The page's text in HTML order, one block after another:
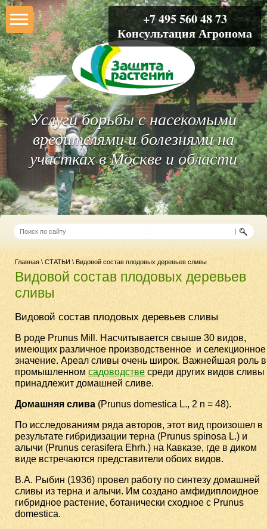
Услуги борьбы с насекомыми
вредителями и болезнями на
участках в Москве и области
Главная \ СТАТЬИ \ Видовой состав плодовых деревьев сливы
Видовой состав плодовых деревьев
сливы
Видовой состав плодовых деревьев сливы
В роде Prunus Mill. Насчитывается свыше 30 видов,
имеющих различное производственное и селекционное
значение. Ареал сливы очень широк. Важнейшая роль в
промышленном садоводстве среди других видов сливы
принадлежит домашней сливе.
Домашняя слива (Prunus domestica L., 2 n = 48).
По исследованиям ряда авторов, этот вид произошел в
результате гибридизации терна (Prunus spinosa L.) и
алычи (Prunus cerasifera Ehrh.) на Кавказе, где в диком
виде встречаются представители обоих видов.
В.А. Рыбин (1936) провел работу по синтезу домашней
сливы из терна и алычи. Им создано амфидиплоидное
гибридное растение, ботанически сходное с Prunus
domestica.
+7 495 560 48 73
Консультация Агронома